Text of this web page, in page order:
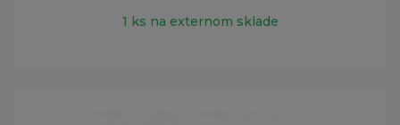
1 ks na externom sklade